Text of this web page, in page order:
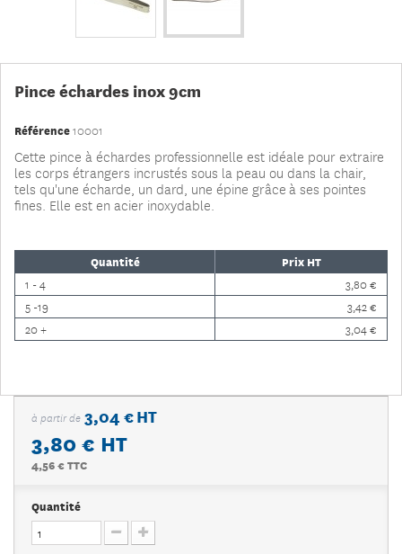
Pince échardes inox 9cm
Référence10001
Cette pince à échardes professionnelle est idéale pour extraire
les corps étrangers incrustés sous la peau ou dans la chair,
tels qu'une écharde, un dard, une épine grâce à ses pointes
fines. Elle est en acier inoxydable.
Quantité Prix HT
1 - 4
3,80 €
5 -19
3,42 €
20 +
3,04 €
à partir de 3,04 € HT
3,80 € HT
4,56 € TTC
Quantité